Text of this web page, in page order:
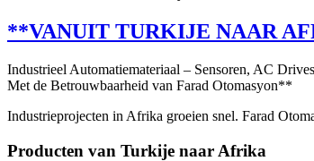
**VANUIT TURKIJE NAAR
Industrieel Automatiemateriaal – Sensoren, AC
Met de Betrouwbaarheid van Farad Otomasyon**
Industrieprojecten in Afrika groeien snel. Farad
Producten van Turkije naar Afrika